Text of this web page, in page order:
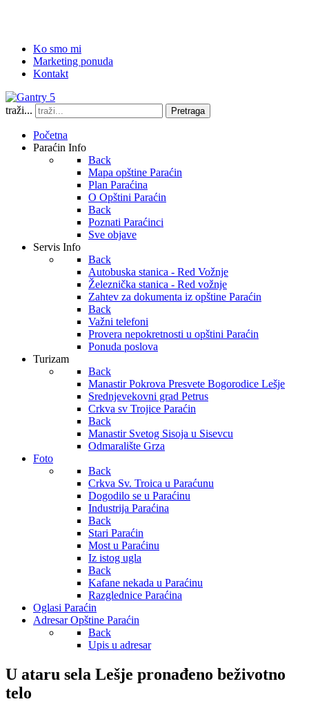
Ko smo mi
Marketing ponuda
Kontakt
traži... Pretraga
Početna
Paraćin Info
Back
Mapa opštine Paraćin
Plan Paraćina
O Opštini Paraćin
Back
Poznati Paraćinci
Sve objave
Servis Info
Back
Autobuska stanica - Red Vožnje
Železnička stanica - Red vožnje
Zahtev za dokumenta iz opštine Paraćin
Back
Važni telefoni
Provera nepokretnosti u opštini Paraćin
Ponuda poslova
Turizam
Back
Manastir Pokrova Presvete Bogorodice Lešje
Srednjevekovni grad Petrus
Crkva sv Trojice Paraćin
Back
Manastir Svetog Sisoja u Sisevcu
Odmaralište Grza
Foto
Back
Crkva Sv. Troica u Paraćunu
Dogodilo se u Paraćinu
Industrija Paraćina
Back
Stari Paraćin
Most u Paraćinu
Iz istog ugla
Back
Kafane nekada u Paraćinu
Razglednice Paraćina
Oglasi Paraćin
Adresar Opštine Paraćin
Back
Upis u adresar
U ataru sela Lešje pronađeno beživotno
telo